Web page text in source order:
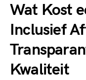
Wat Kost
Inclusief
Kwaliteit